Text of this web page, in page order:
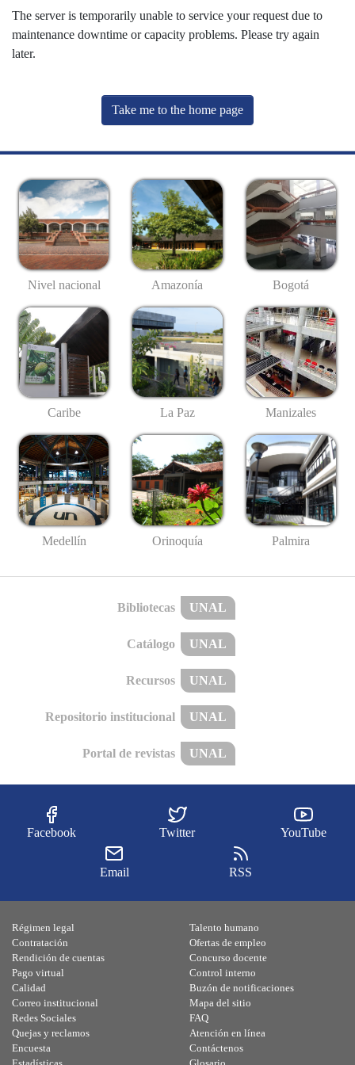
The server is temporarily unable to service your request due to
maintenance downtime or capacity problems. Please try again
later.
Take me to the home page
Nivel nacional Amazonía Bogotá
Caribe La Paz Manizales
Medellín Orinoquía Palmira
Bibliotecas UNAL
Catálogo UNAL
Recursos UNAL
Repositorio institucional UNAL
Portal de revistas UNAL
Facebook Twitter YouTube
Email RSS
Régimen legal
Contratación
Rendición de cuentas
Pago virtual
Calidad
Talento humano
Ofertas de empleo
Concurso docente
Control interno
Buzón de notificaciones
Correo institucional
Redes Sociales
Quejas y reclamos
Encuesta
Mapa del sitio
FAQ
Atención en línea
Contáctenos